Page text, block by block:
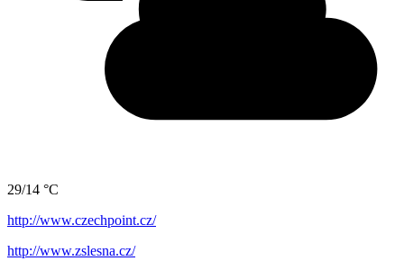
29/14 °C
http://www.czechpoint.cz/
http://www.zslesna.cz/